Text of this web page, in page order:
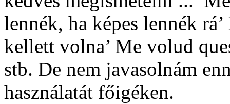
lennék, ha képes lennék rá’
kellett volna’ Me volud
stb. De nem javasolnám
használatát főigéken.